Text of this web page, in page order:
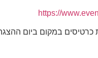
https://
כרטיסים במקום ביום